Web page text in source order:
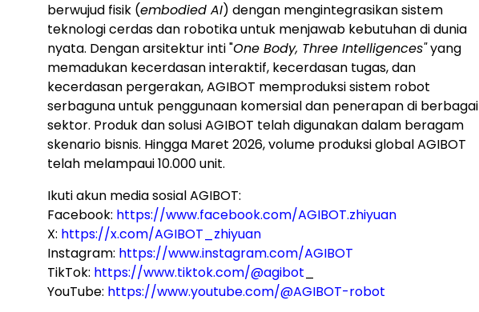
berwujud fisik (embodied AI) dengan mengintegrasikan sistem
teknologi cerdas dan robotika untuk menjawab kebutuhan di dunia
nyata. Dengan arsitektur inti "One Body, Three Intelligences"yang
memadukan kecerdasan interaktif, kecerdasan tugas, dan
kecerdasan pergerakan, AGIBOT memproduksi sistem robot
serbaguna untuk penggunaan komersial dan penerapan di berbagai
sektor. Produk dan solusi AGIBOT telah digunakan dalam beragam
skenario bisnis. Hingga Maret 2026, volume produksi global AGIBOT
telah melampaui 10.000 unit.
Ikuti akun media sosial AGIBOT:
Facebook: https://www.facebook.com/AGIBOT.zhiyuan
X: https://x.com/AGIBOT_zhiyuan
Instagram: https://www.instagram.com/AGIBOT
TikTok: https://www.tiktok.com/@agibot
YouTube: https://www.youtube.com/@AGIBOT-robot